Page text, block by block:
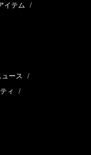
イテム /
ース /
ィ /